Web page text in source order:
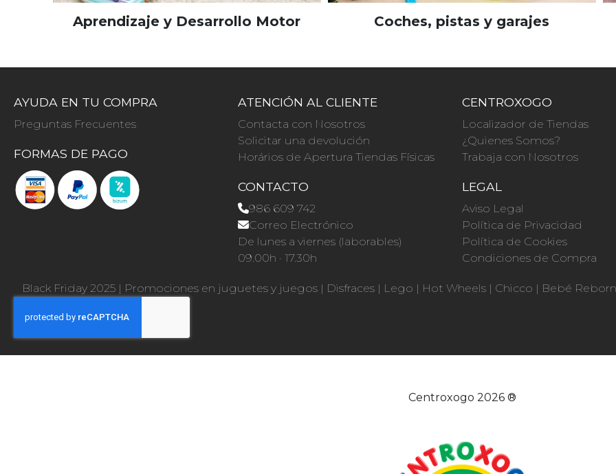
Aprendizaje y Desarrollo Motor Coches, pistas y garajes
AYUDA EN TU COMPRA
Preguntas Frecuentes
FORMAS DE PAGO
ATENCIÓN AL CLIENTE
Contacta con Nosotros
Solicitar una devolución
Horários de Apertura Tiendas Físicas
CONTACTO
986 609 742
Correo Electrónico
De lunes a viernes (laborables)
09.00h · 17.30h
CENTROXOGO
Localizador de Tiendas
¿Quienes Somos?
Trabaja con Nosotros
LEGAL
Aviso Legal
Política de Privacidad
Política de Cookies
Condiciones de Compra
Black Friday 2025 | Promociones en juguetes y juegos | Disfraces | Lego | Hot Wheels | Chicco | Bebé Reborn
Centroxogo 2026 ®